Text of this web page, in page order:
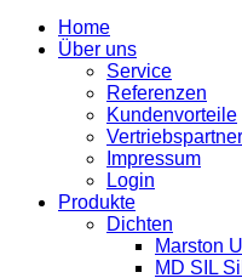
Home
Über uns
Service
Referenzen
Kundenvorteile
Vertriebspartner
Impressum
Login
Produkte
Dichten
Marston
MD SIL